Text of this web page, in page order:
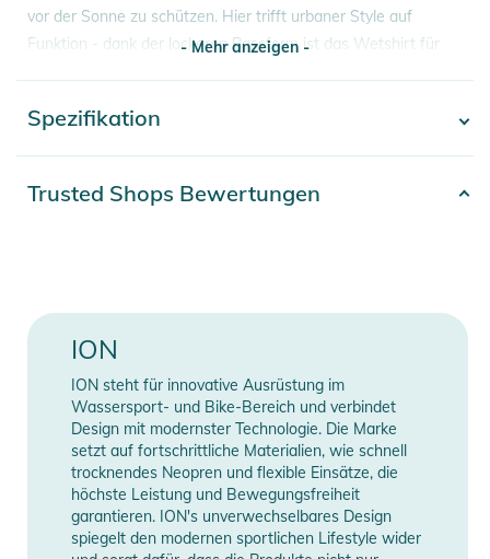
vor der Sonne zu schützen. Hier trifft urbaner Style auf
Funktion - dank der lockeren Passform ist das Wetshirt für
Materialien
- Slip_Loop: Hier rutscht nichts! Verbinde einfach dein
Produktinformationen und
Sicherheitshinweise
Gebrauchsanweisungen, Sicherheitshinweise und Warnungen
finden Sie direkt am Produkt.
- Mehr anzeigen -
Spezifikation
Farbe blue
Manufacturer
Information
Herstellerangaben
anzeigen
Trusted Shops Bewertungen
ION
ION steht für innovative Ausrüstung im
Wassersport- und Bike-Bereich und verbindet
Design mit modernster Technologie. Die Marke
setzt auf fortschrittliche Materialien, wie schnell
trocknendes Neopren und flexible Einsätze, die
höchste Leistung und Bewegungsfreiheit
garantieren. ION's unverwechselbares Design
spiegelt den modernen sportlichen Lifestyle wider